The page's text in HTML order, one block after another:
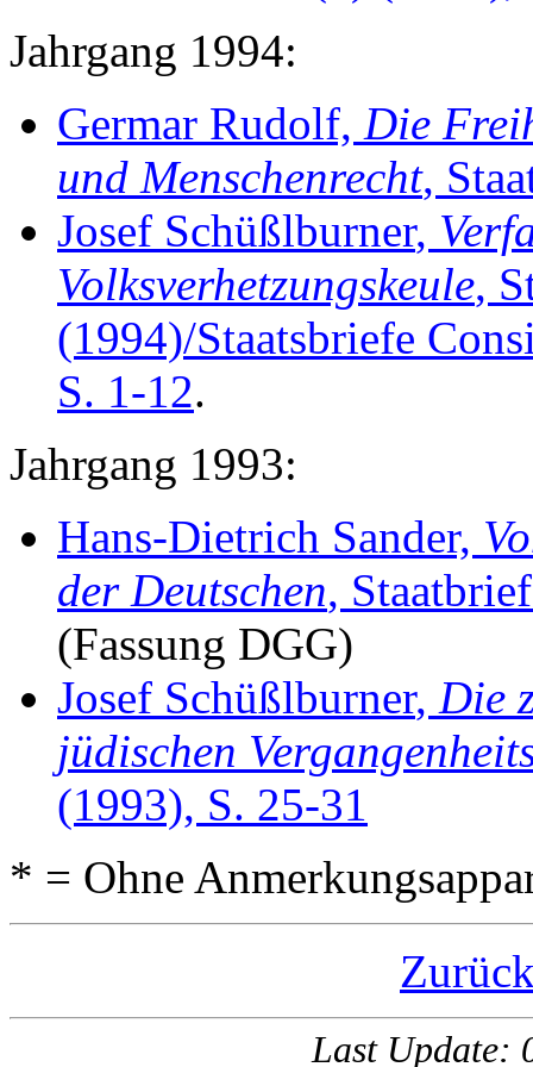
Jahrgang 1994:
Germar Rudolf, Die
und Menschenrecht,
Josef Schüßlburner,
Volksverhetzungskeule,
(1994)/Staatsbriefe
S. 1-12.
Jahrgang 1993:
Hans-Dietrich Sander,
der Deutschen,
(Fassung DGG)
Josef Schüßlburner, Die
jüdischen
(1993), S. 25-31
* = Ohne
Last Update: